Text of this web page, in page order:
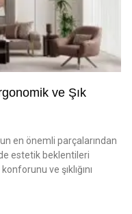
ve Şık
en önemli parçalarından
estetik beklentileri
ve şıklığını